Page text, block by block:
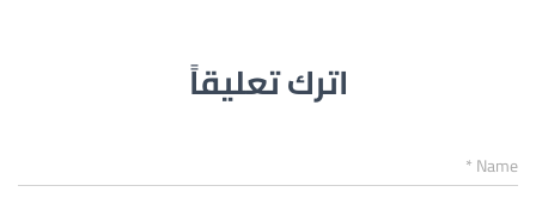
اترك تعليقاً
Name
*